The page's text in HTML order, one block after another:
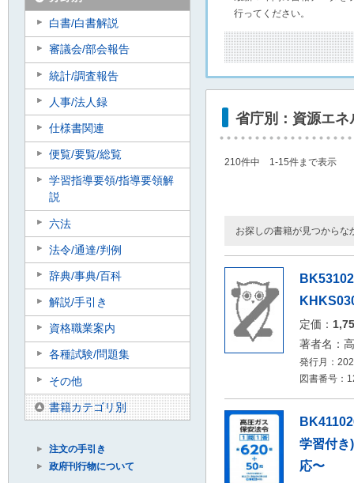
行ってください。
省庁別：資源エネ
210件中 1-15件まで表示
お探しの書籍が見つから
定価：
著者名：
発行月：
図書番号：
学習付き
応〜
白書/白書解説
審議会/部会報告
統計/調査報告
人事/法人録
仕様書関連
便覧/要覧/総覧
学習指導要領/指導要領解
説
六法
法令/通達/判例
辞典/事典/百科
解説/手引き
資格職業案内
各種試験/問題集
その他
書籍カテゴリ別
注文の手引き
政府刊行物について